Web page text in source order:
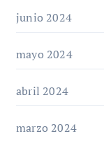
junio 2024
mayo 2024
abril 2024
marzo 2024